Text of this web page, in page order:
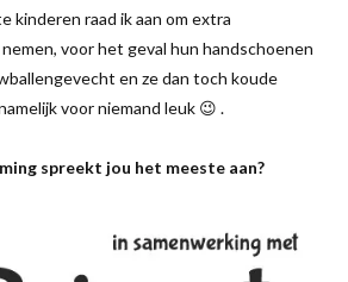
kinderen raad ik aan om extra
voor het geval hun handschoenen
en ze dan toch koude
voor niemand leuk 😉 .
spreekt jou het meeste aan?